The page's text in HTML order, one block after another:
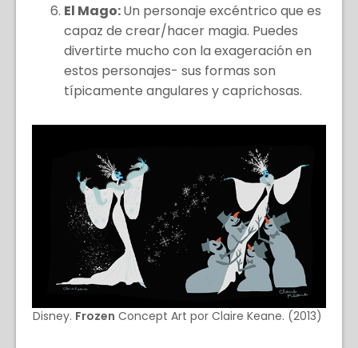
El Mago:Un personaje excéntrico que es
capaz de crear/hacer magia. Puedes
divertirte mucho con la exageración en
estos personajes- sus formas son
típicamente angulares y caprichosas.
Disney. Frozen Concept Art por Claire Keane. (2013)